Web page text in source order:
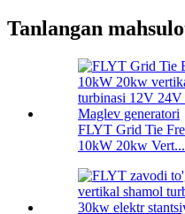
Tanlangan
FLYT Grid Tie
10kW 20kw Vert...